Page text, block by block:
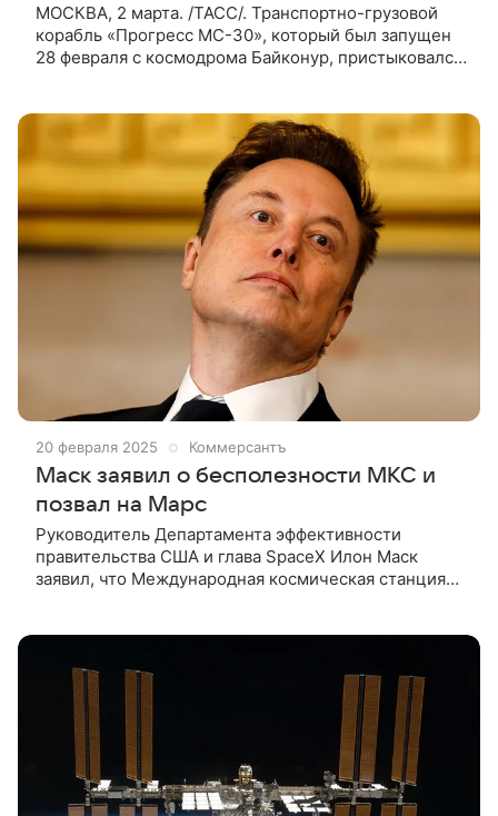
МОСКВА, 2 марта. /ТАСС/. Транспортно-грузовой
корабль «Прогресс МС-30», который был запущен
28 февраля с космодрома Байконур, пристыковался
20 февраля 2025 Коммерсантъ
Маск заявил о бесполезности МКС и
позвал на Марс
Руководитель Департамента эффективности
правительства США и глава SpaceX Илон Маск
заявил, что Международная космическая станция